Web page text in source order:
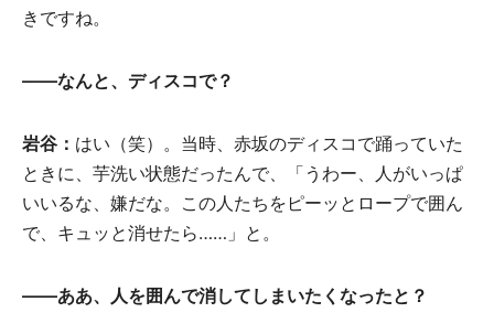
きですね。
――なんと、ディスコで？
岩谷： はい（笑）。当時、赤坂のディスコで踊っていた
ときに、芋洗い状態だったんで、「うわー、人がいっぱ
いいるな、嫌だな。この人たちをピーッとロープで囲ん
で、キュッと消せたら……」と。
――ああ、人を囲んで消してしまいたくなったと？